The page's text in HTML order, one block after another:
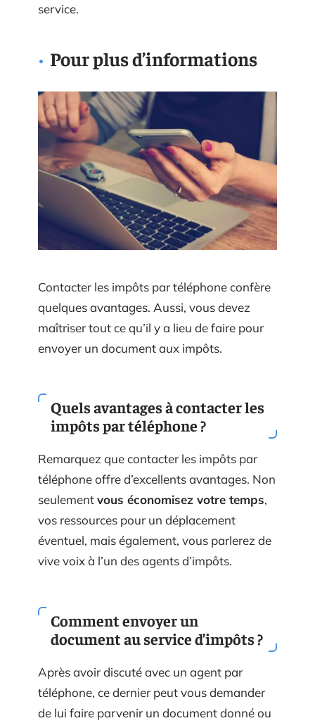
service.
Pour plus d’informations
Contacter les impôts par téléphone confère
quelques avantages. Aussi, vous devez
maîtriser tout ce qu’il y a lieu de faire pour
envoyer un document aux impôts.
Quels avantages à contacter les
impôts par téléphone ?
Remarquez que contacter les impôts par
téléphone offre d’excellents avantages. Non
seulementvous économisez votre temps,
vos ressources pour un déplacement
éventuel, mais également, vous parlerez de
vive voix à l’un des agents d’impôts.
Comment envoyer un
document au service d’impôts ?
Après avoir discuté avec un agent par
téléphone, ce dernier peut vous demander
de lui faire parvenir un document donné ou